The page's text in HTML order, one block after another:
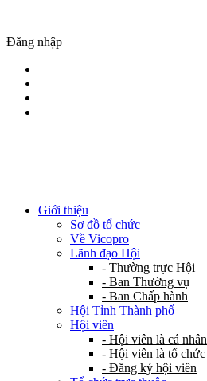
Đăng nhập
Giới thiệu
Sơ đồ tổ chức
Về Vicopro
Lãnh đạo Hội
- Thường trực Hội
- Ban Thường vụ
- Ban Chấp hành
Hội Tỉnh Thành phố
Hội viên
- Hội viên là cá nhân
- Hội viên là tổ chức
- Đăng ký hội viên